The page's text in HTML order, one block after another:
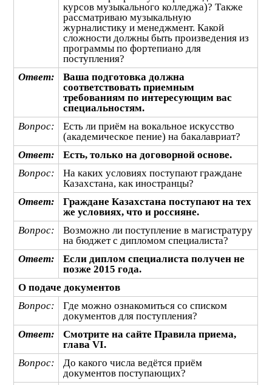
курсов музыкального колледжа)? Также
рассматриваю музыкальную
журналистику и менеджмент. Какой
сложности должны быть произведения из
программы по фортепиано для
поступления?
Ответ:
Ваша подготовка должна
соответствовать приемным
требованиям по интересующим вас
специальностям.
Вопрос:
Есть ли приём на вокальное искусство
(академическое пение) на бакалавриат?
Ответ:
Есть, только на договорной основе.
Вопрос:
На каких условиях поступают граждане
Казахстана, как иностранцы?
Ответ:
Граждане Казахстана поступают на тех
же условиях, что и россияне.
Вопрос:
Возможно ли поступление в магистратуру
на бюджет с дипломом специалиста?
Ответ:
Если диплом специалиста получен не
позже 2015 года.
О подаче документов
Вопрос:
Где можно ознакомиться со списком
документов для поступления?
Ответ:
Смотрите на сайте Правила приема,
глава VI.
Вопрос:
До какого числа ведётся приём
документов поступающих?